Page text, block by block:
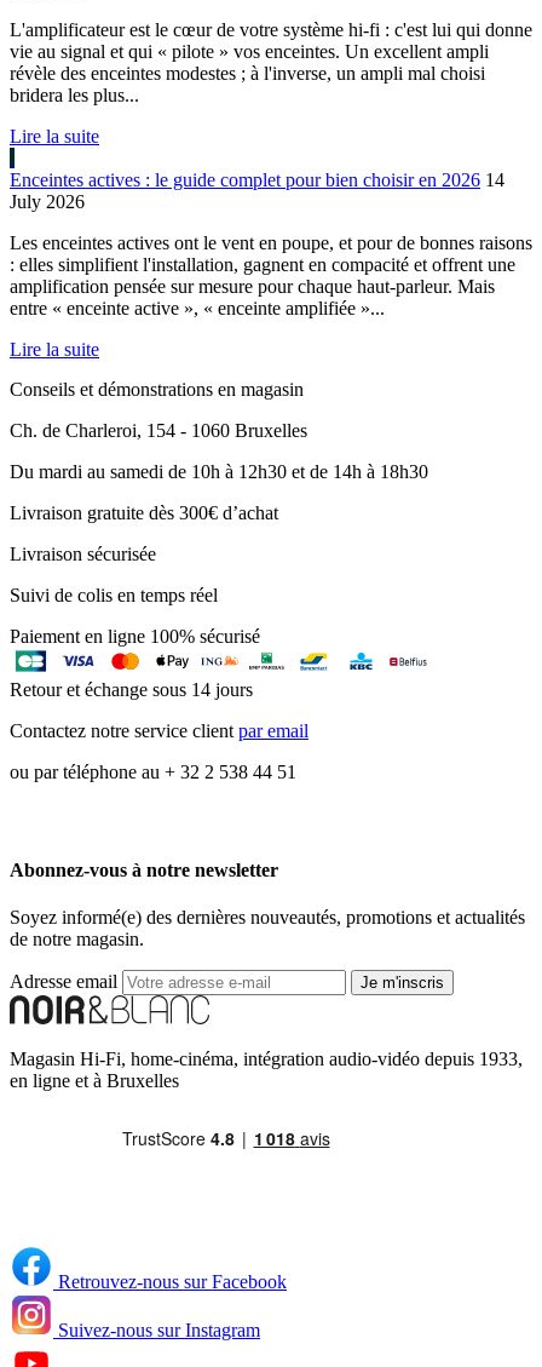
L'amplificateur est le cœur de votre système hi-fi : c'est lui qui donne
vie au signal et qui « pilote » vos enceintes. Un excellent ampli
révèle des enceintes modestes ; à l'inverse, un ampli mal choisi
bridera les plus...
Lire la suite
Enceintes actives : le guide complet pour bien choisir en 2026 14
July 2026
Les enceintes actives ont le vent en poupe, et pour de bonnes raisons
: elles simplifient l'installation, gagnent en compacité et offrent une
amplification pensée sur mesure pour chaque haut-parleur. Mais
entre « enceinte active », « enceinte amplifiée »...
Lire la suite
Conseils et démonstrations en magasin
Ch. de Charleroi, 154 - 1060 Bruxelles
Du mardi au samedi de 10h à 12h30 et de 14h à 18h30
Livraison gratuite dès 300€ d’achat
Livraison sécurisée
Suivi de colis en temps réel
Paiement en ligne 100% sécurisé
Retour et échange sous 14 jours
Contactez notre service clientpar email
ou par téléphone au + 32 2 538 44 51
Abonnez-vous à notre newsletter
Soyez informé(e) des dernières nouveautés, promotions et actualités
de notre magasin.
Adresse email Je m'inscris
Magasin Hi-Fi, home-cinéma, intégration audio-vidéo depuis 1933,
en ligne et à Bruxelles
Retrouvez-nous sur Facebook
Suivez-nous sur Instagram